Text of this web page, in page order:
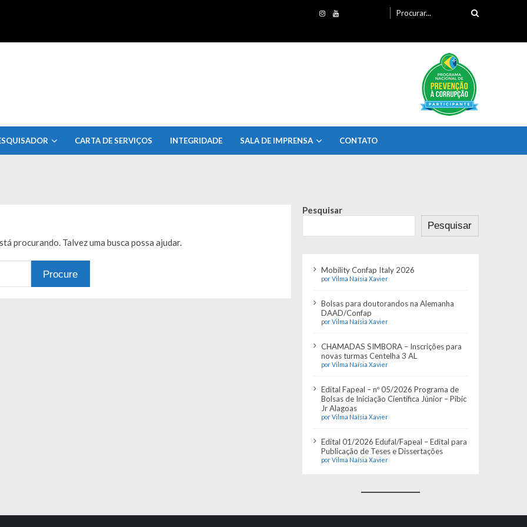
por:
CARTA DE SERVIÇOS INTEGRIDADE SALA DE IMPRENSA CONTATO
procurando. Talvez uma busca possa ajudar.
Pesquisar
Pesquisar
Mobility Confap Italy 2026
por Vilma Naísia Xavier
Bolsas para doutorandos na Alemanha
DAAD/Confap
por Vilma Naísia Xavier
CHAMADAS SIMBORA – Inscrições para
novas turmas Centelha 3 AL
por Vilma Naísia Xavier
Edital Fapeal – nº 05/2026 Programa de
Bolsas de Iniciação Científica Júnior – Pibic
Jr Alagoas
por Vilma Naísia Xavier
Edital 01/2026 Edufal/Fapeal – Edital para
Publicação de Teses e Dissertações
por Vilma Naísia Xavier